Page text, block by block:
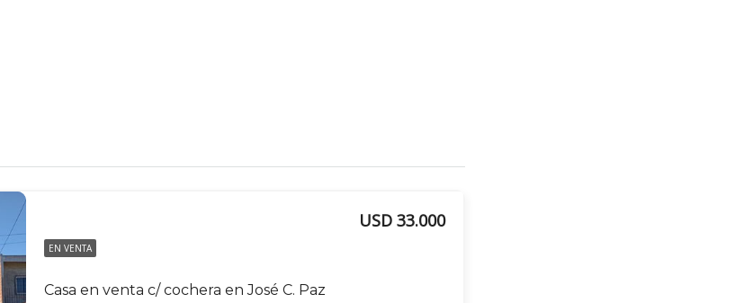
EN VENTA
Casa en venta c/ cochera en José C. Paz
USD 33.000